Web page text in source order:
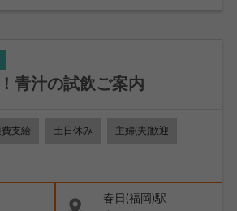
青汁の試飲ご案内
支給 土日休み 主婦(夫)歓迎
春日(福岡)駅